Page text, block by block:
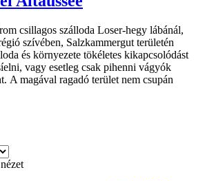
csillagos szálloda Loser-hegy lábánál,
szívében, Salzkammergut területén
és környezete tökéletes kikapcsolódást
vagy esetleg csak pihenni vágyók
A magával ragadó terület nem csupán